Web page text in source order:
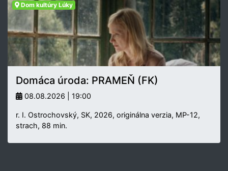
Dom kultúry Lúky
Domáca úroda: PRAMEŇ (FK)
08.08.2026 | 19:00
r. I. Ostrochovský, SK, 2026, originálna verzia, MP-12,
strach, 88 min.